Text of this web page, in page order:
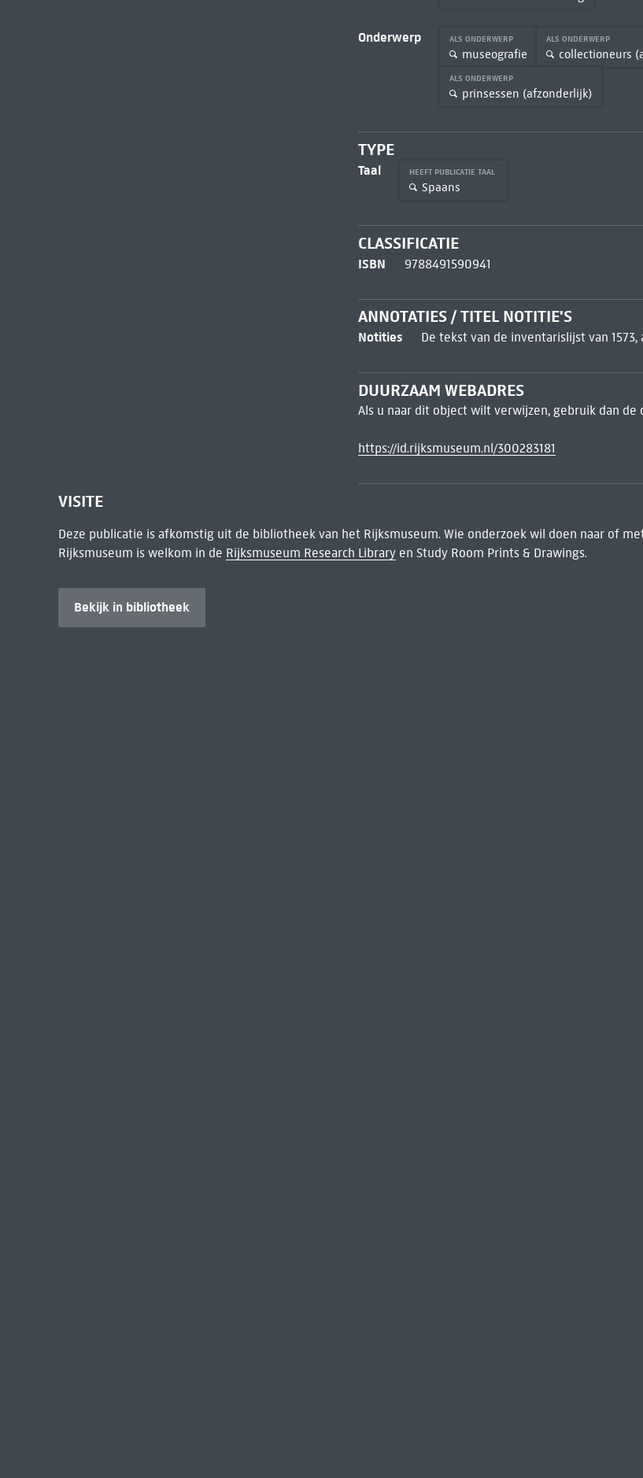
Onderwerp ALS ONDERWERP
museografie
ALS ONDERWERP
collectioneurs
ALS ONDERWERP
prinsessen (afzonderlijk)
TYPE
Taal HEEFT PUBLICATIE TAAL
Spaans
CLASSIFICATIE
ISBN 9788491590941
ANNOTATIES / TITEL NOTITIE'S
Notities De tekst van de inventarislijst van
DUURZAAM WEBADRES
Als u naar dit object wilt verwijzen, gebruik dan de
https://id.rijksmuseum.nl/300283181
VISITE
Deze publicatie is afkomstig uit de bibliotheek van het Rijksmuseum. Wie onderzoek wil doen naar of
Rijksmuseum is welkom in de Rijksmuseum Research Libraryen Study Room Prints & Drawings.
Bekijk in bibliotheek